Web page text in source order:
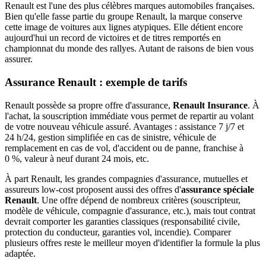
Renault est l'une des plus célèbres marques automobiles françaises.
Bien qu'elle fasse partie du groupe Renault, la marque conserve
cette image de voitures aux lignes atypiques. Elle détient encore
aujourd'hui un record de victoires et de titres remportés en
championnat du monde des rallyes. Autant de raisons de bien vous
assurer.
Assurance Renault : exemple de tarifs
Renault possède sa propre offre d'assurance, Renault Insurance. À
l'achat, la souscription immédiate vous permet de repartir au volant
de votre nouveau véhicule assuré. Avantages : assistance 7 j/7 et
24 h/24, gestion simplifiée en cas de sinistre, véhicule de
remplacement en cas de vol, d'accident ou de panne, franchise à
0 %, valeur à neuf durant 24 mois, etc.
À part Renault, les grandes compagnies d'assurance, mutuelles et
assureurs low-cost proposent aussi des offres d'assurance spéciale
Renault. Une offre dépend de nombreux critères (souscripteur,
modèle de véhicule, compagnie d'assurance, etc.), mais tout contrat
devrait comporter les garanties classiques (responsabilité civile,
protection du conducteur, garanties vol, incendie). Comparer
plusieurs offres reste le meilleur moyen d'identifier la formule la plus
adaptée.